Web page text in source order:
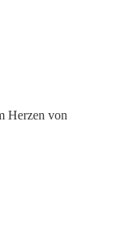
Herzen von